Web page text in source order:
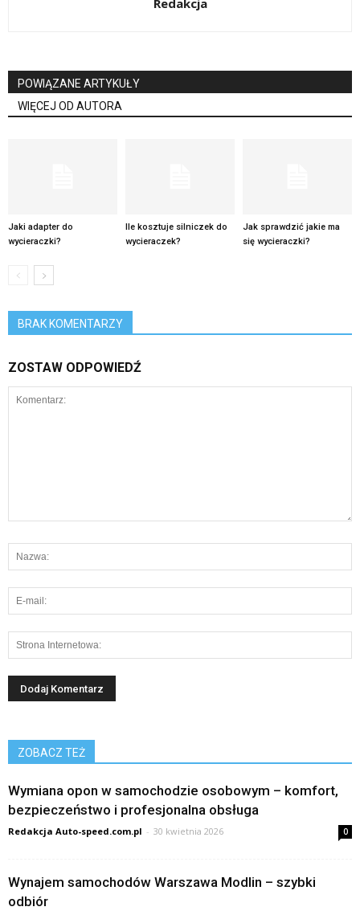
Redakcja
POWIĄZANE ARTYKUŁY
WIĘCEJ OD AUTORA
Jaki adapter do
wycieraczki?
Ile kosztuje silniczek do
wycieraczek?
Jak sprawdzić jakie ma
się wycieraczki?
BRAK KOMENTARZY
ZOSTAW ODPOWIEDŹ
ZOBACZ TEŻ
Wymiana opon w samochodzie osobowym – komfort,
bezpieczeństwo i profesjonalna obsługa
Redakcja Auto-speed.com.pl - 30 kwietnia 2026 0
Wynajem samochodów Warszawa Modlin – szybki
odbiór